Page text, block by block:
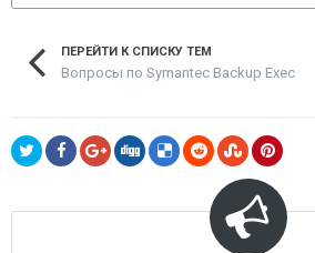
ПЕРЕЙТИ К СПИСКУ ТЕМ
Вопросы по Symantec Backup Exec